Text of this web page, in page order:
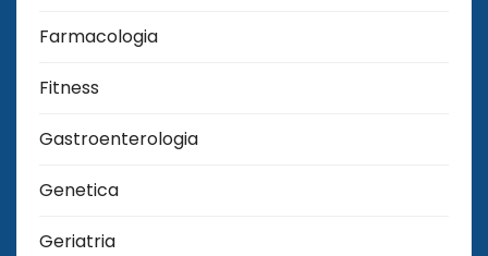
Farmacologia
Fitness
Gastroenterologia
Genetica
Geriatria